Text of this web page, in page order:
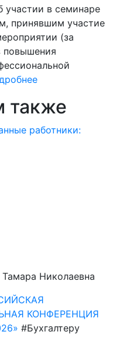
участии в семинаре
принявшим участие
(за
повышения
также
работники:
Николаевна
КОНФЕРЕНЦИЯ
#Бухгалтеру